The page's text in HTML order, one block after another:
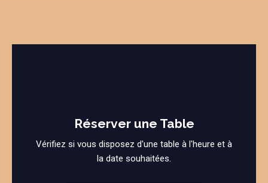
Réserver une Table
Vérifiez si vous disposez d'une table à l'heure et à
la date souhaitées.